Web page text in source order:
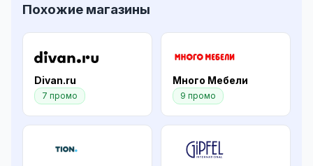
Похожие магазины
Divan.ru
7 промо
Много Мебели
9 промо